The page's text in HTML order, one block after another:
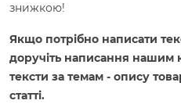
знижкою!
Якщо потрібно написати
доручіть написання нашим
тексти за темам - опису
статті.